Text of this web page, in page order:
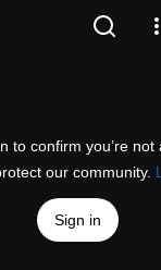
to confirm you’re not
our community.
Sign in